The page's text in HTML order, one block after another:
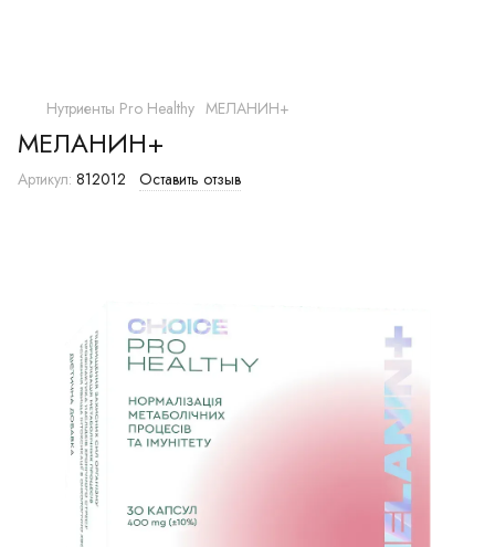
Нутриенты Pro Healthy МЕЛАНИН+
МЕЛАНИН+
Артикул: 812012 Оставить отзыв